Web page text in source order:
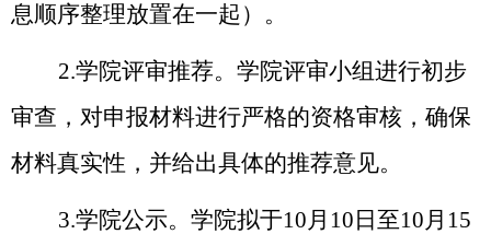
息顺序整理放置在一起）。
2.学院评审推荐。学院评审小组进行初步
审查，对申报材料进行严格的资格审核，确保
材料真实性，并给出具体的推荐意见。
3.学院公示。学院拟于10月10日至10月15